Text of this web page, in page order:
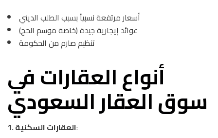
أسعار مرتفعة نسبياً بسبب الطلب الديني
عوائد إيجارية جيدة (خاصة موسم الحج)
تنظيم صارم من الحكومة
أنواع العقارات في
سوق العقار السعودي
1. العقارات السكنية: